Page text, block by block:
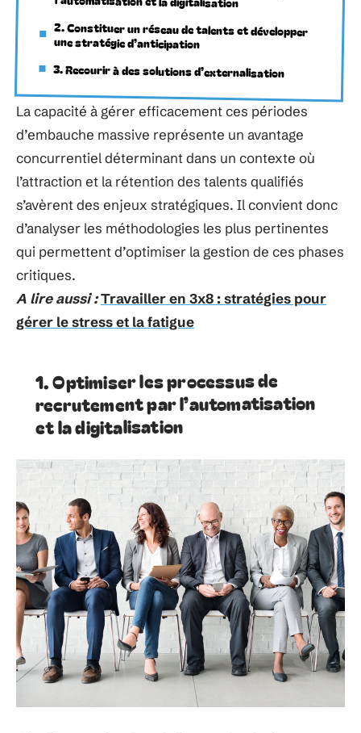
2. Constituer un réseau de talents et développer
une stratégie d’anticipation
3. Recourir à des solutions d’externalisation
La capacité à gérer efficacement ces périodes
d’embauche massive représente un avantage
concurrentiel déterminant dans un contexte où
l’attraction et la rétention des talents qualifiés
s’avèrent des enjeux stratégiques. Il convient donc
d’analyser les méthodologies les plus pertinentes
qui permettent d’optimiser la gestion de ces phases
critiques.
A lire aussi :Travailler en 3x8 : stratégies pour
gérer le stress et la fatigue
1. Optimiser les processus de
recrutement par l’automatisation
et la digitalisation